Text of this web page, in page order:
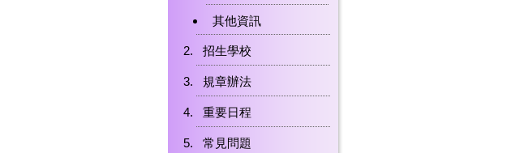
其他資訊
招生學校
規章辦法
重要日程
常見問題